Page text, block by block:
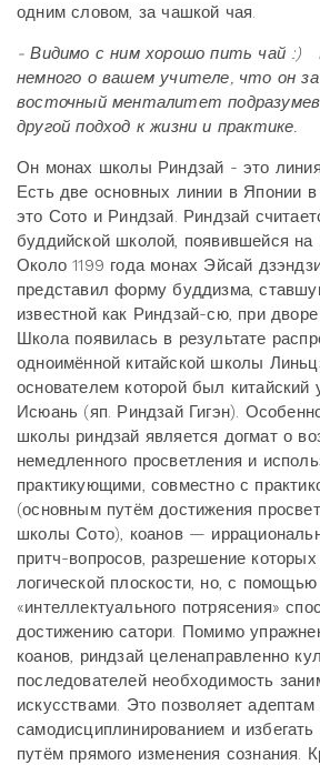
одним словом, за чашкой чая.
- Видимо с ним хорошо пить чай :)
немного о вашем учителе, что он за
восточный менталитет
другой подход к жизни и практике.
Он монах школы Риндзай - это
Есть две основных линии в Японии
это Сото и Риндзай. Риндзай
буддийской школой, появившейся на
Около 1199 года монах Эйсай дзэндзи
представил форму буддизма,
известной как Риндзай-сю, при
Школа появилась в результате
одноимённой китайской школы
основателем которой был китайский
Исюань (яп. Риндзай Гигэн).
школы риндзай является догмат о
немедленного просветления и
практикующими, совместно с
(основным путём достижения
школы Сото), коанов —
притч-вопросов, разрешение
логической плоскости, но, с помощью
«интеллектуального потрясения»
достижению сатори. Помимо
коанов, риндзай целенаправленно
последователей необходимость
искусствами. Это позволяет адептам
самодисциплинированием и избегать
путём прямого изменения сознания.